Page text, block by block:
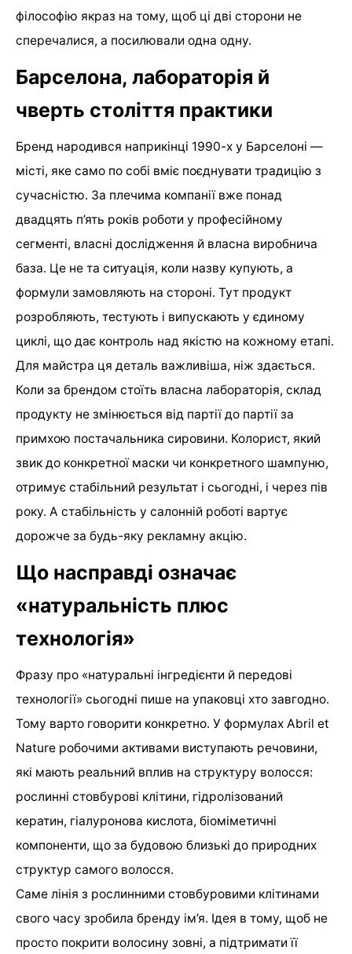
філософію якраз на тому, щоб ці дві сторони не
сперечалися, а посилювали одна одну.
Барселона, лабораторія й
чверть століття практики
Бренд народився наприкінці 1990-х у Барселоні —
місті, яке само по собі вміє поєднувати традицію з
сучасністю. За плечима компанії вже понад
двадцять п’ять років роботи у професійному
сегменті, власні дослідження й власна виробнича
база. Це не та ситуація, коли назву купують, а
формули замовляють на стороні. Тут продукт
розробляють, тестують і випускають у єдиному
циклі, що дає контроль над якістю на кожному етапі.
Для майстра ця деталь важливіша, ніж здається.
Коли за брендом стоїть власна лабораторія, склад
продукту не змінюється від партії до партії за
примхою постачальника сировини. Колорист, який
звик до конкретної маски чи конкретного шампуню,
отримує стабільний результат і сьогодні, і через пів
року. А стабільність у салонній роботі вартує
дорожче за будь-яку рекламну акцію.
Що насправді означає
«натуральність плюс
технологія»
Фразу про «натуральні інгредієнти й передові
технології» сьогодні пише на упаковці хто завгодно.
Тому варто говорити конкретно. У формулах Abril et
Nature робочими активами виступають речовини,
які мають реальний вплив на структуру волосся:
рослинні стовбурові клітини, гідролізований
кератин, гіалуронова кислота, біоміметичні
компоненти, що за будовою близькі до природних
структур самого волосся.
Саме лінія з рослинними стовбуровими клітинами
свого часу зробила бренду ім’я. Ідея в тому, щоб не
просто покрити волосину зовні, а підтримати її